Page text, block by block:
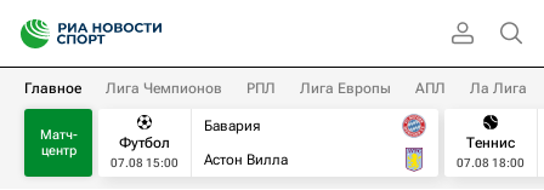
Главное Лига Чемпионов РПЛ Лига Европы АПЛ Ла Лига
Матч-
центр
Футбол
07.08 15:00
Бавария
Астон Вилла
Теннис
07.08 18:00